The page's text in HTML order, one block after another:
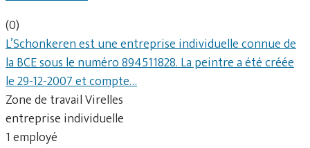
(0)
L’Schonkeren est une entreprise individuelle connue de
la BCE sous le numéro 894511828. La peintre a été créée
le 29-12-2007 et compte…
Zone de travail Virelles
entreprise individuelle
1 employé